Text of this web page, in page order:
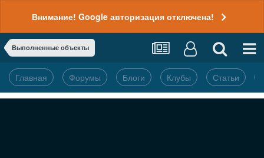
Внимание! Google авторизация отключена!
Выполненные объекты
Главная Форумы Блоги Клубы Статьи